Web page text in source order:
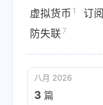
虚拟货币 1 订阅
防失联 7
八月 2026
3 篇